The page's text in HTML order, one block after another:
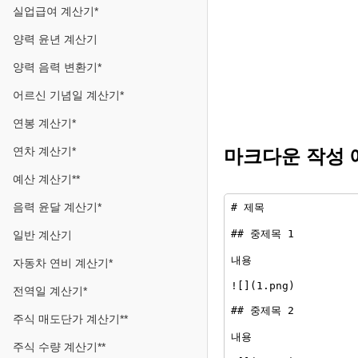
실업급여 계산기*
양력 윤년 계산기
양력 음력 변환기*
어르신 기념일 계산기*
연봉 계산기*
연차 계산기*
예산 계산기**
음력 윤달 계산기*
일반 계산기
자동차 연비 계산기*
전역일 계산기*
주식 매도단가 계산기**
주식 수량 계산기**
마크다운 작성